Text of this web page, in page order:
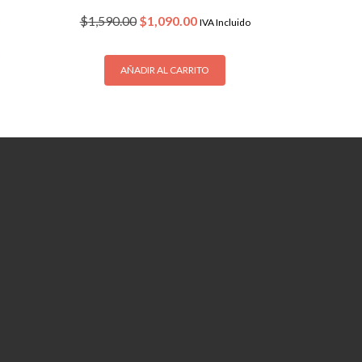
$1,590.00 Original
was:
$1,590.00.
$1,090.00Current
is:
$1,090.00.
IVA Incluido
AÑADIR AL CARRITO